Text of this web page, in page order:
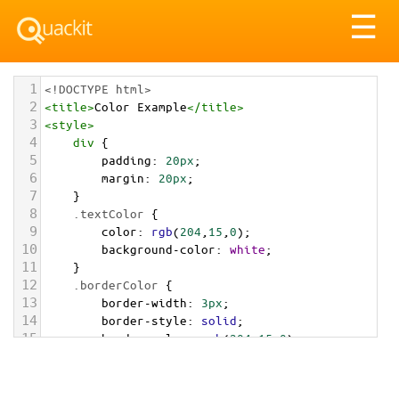
☰
1 <!DOCTYPE html>
2 <title>Color Example</title>
3 <style>
4 div {
5 padding: 20px;
6 margin: 20px;
7 }
8 .textColor {
9 color: rgb(204 15 0);
10 background-color: white;
11 }
12 .borderColor {
13 border-width: 3px;
14 border-style: solid;
15 border-color: rgb(204,15,0);